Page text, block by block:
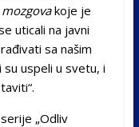
koje je
uticali na javni
sa našim
su uspeli u svetu, i
„Odliv